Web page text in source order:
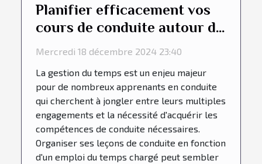
Planifier efficacement vos
cours de conduite autour de
vos horaires
Mercredi 18 décembre 2024 23:40
La gestion du temps est un enjeu majeur
pour de nombreux apprenants en conduite
qui cherchent à jongler entre leurs multiples
engagements et la nécessité d'acquérir les
compétences de conduite nécessaires.
Organiser ses leçons de conduite en fonction
d'un emploi du temps chargé peut sembler